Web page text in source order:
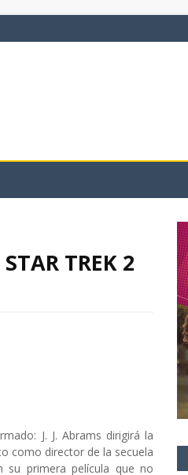
TREK 2
J. J. Abrams dirigirá la
como director de la secuela
primera película que no